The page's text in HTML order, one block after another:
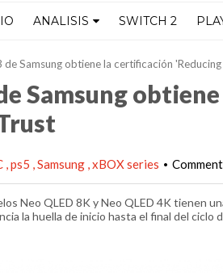
ANALISIS SWITCH 2
de Samsung obtiene la certificación
Samsung
ps5 Samsung xBOX series •
Neo QLED 8K y Neo QLED 4K tienen
la huella de inicio hasta el final del ciclo